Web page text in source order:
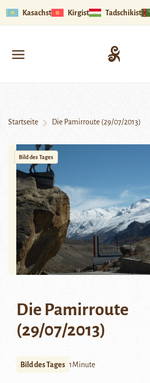
Kasachstan Kirgistan Tadschikistan
Startseite Die Pamirroute (29/07/2013)
Bild des Tages
Die Pamirroute
(29/07/2013)
Bild des Tages 1Minute